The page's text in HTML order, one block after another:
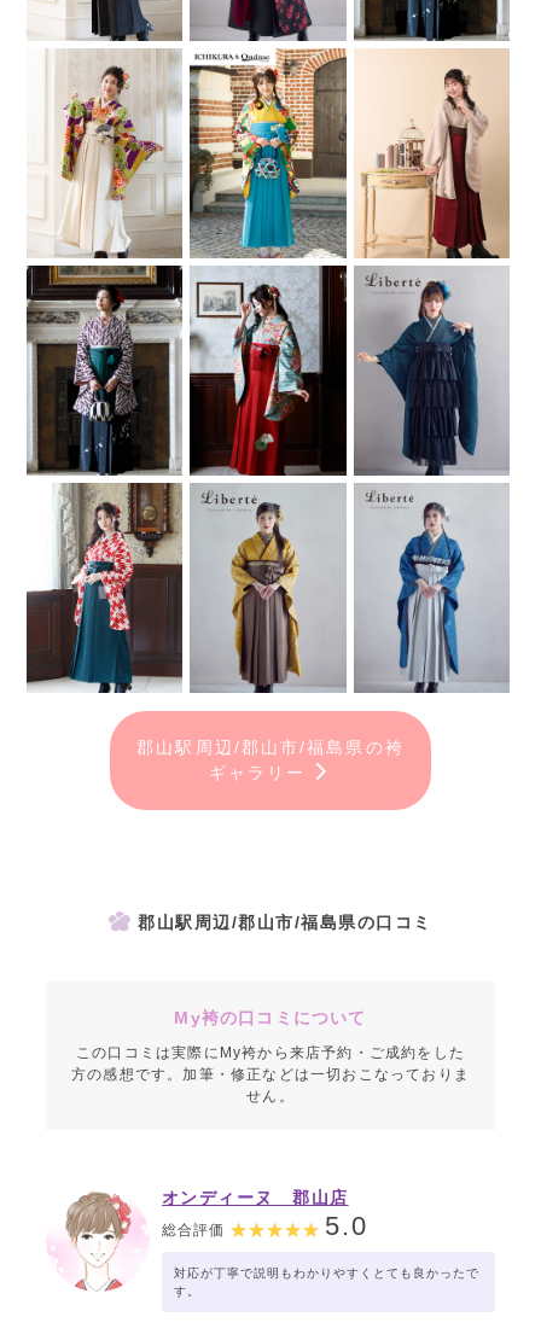
郡山駅周辺/郡山市/福島県の袴
ギャラリー
郡山駅周辺/郡山市/福島県の口コミ
My袴の口コミについて
この口コミは実際にMy袴から来店予約・ご成約をした
方の感想です。加筆・修正などは一切おこなっておりま
せん。
オンディーヌ 郡山店
総合評価 5.0
対応が丁寧で説明もわかりやすくとても良かったで
す。